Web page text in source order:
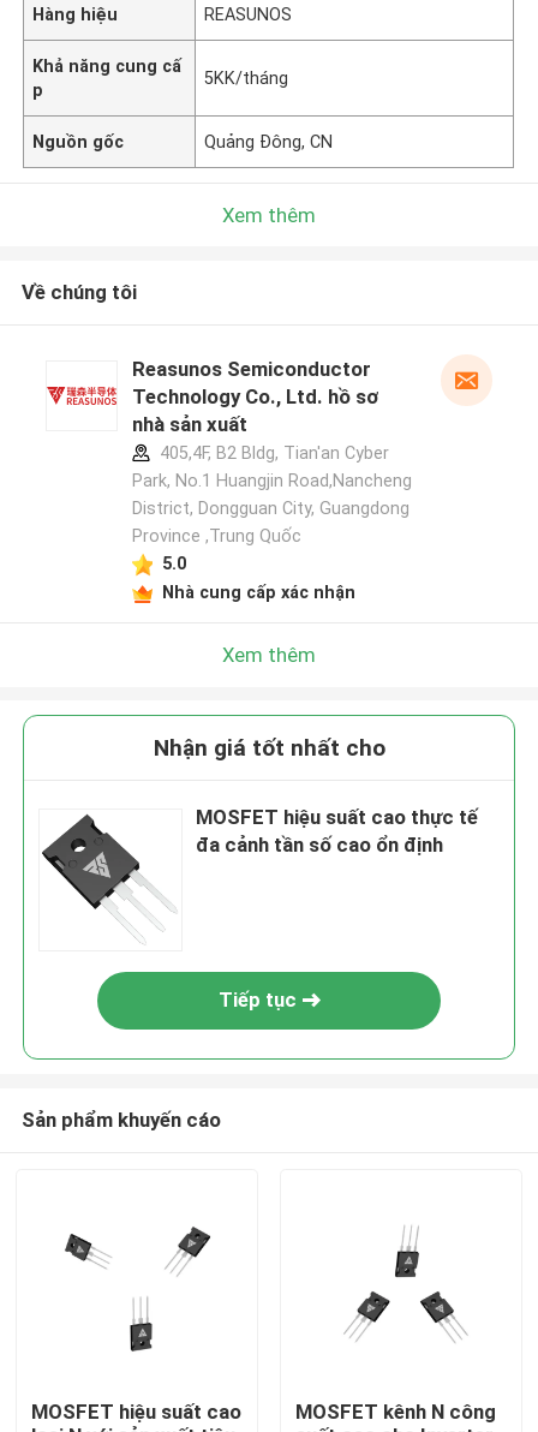
Hàng hiệu REASUNOS
Khả năng cung cấ
p
5KK/tháng
Nguồn gốc Quảng Đông, CN
Xem thêm
Về chúng tôi
Reasunos Semiconductor
Technology Co., Ltd. hồ sơ
nhà sản xuất
405,4F, B2 Bldg, Tian'an Cyber
Park, No.1 Huangjin Road,Nancheng
District, Dongguan City, Guangdong
Province ,Trung Quốc
5.0
Nhà cung cấp xác nhận
Xem thêm
Nhận giá tốt nhất cho
MOSFET hiệu suất cao thực tế
đa cảnh tần số cao ổn định
Tiếp tục
Sản phẩm khuyến cáo
MOSFET hiệu suất cao
MOSFET kênh N công